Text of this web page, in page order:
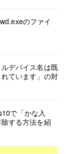
のファイ
ルデバイス名は既
ています」の対
で「かな入
する方法を紹